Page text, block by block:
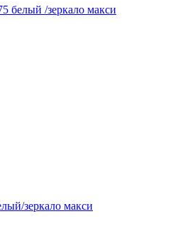
белый /зеркало макси
зеркало макси